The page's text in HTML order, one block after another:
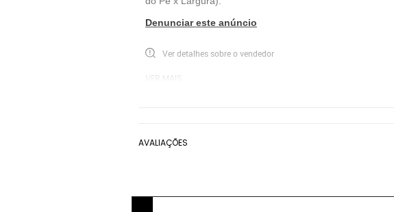
Denunciar este anúncio
Ver detalhes sobre o vendedor
VER MAIS
AVALIAÇÕES